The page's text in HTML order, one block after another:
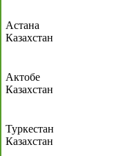
Астана
Казахстан
Актобе
Казахстан
Туркестан
Казахстан